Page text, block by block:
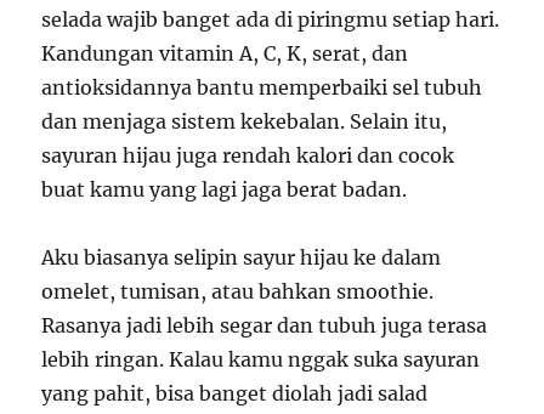
selada wajib banget ada di piringmu setiap hari.
Kandungan vitamin A, C, K, serat, dan
antioksidannya bantu memperbaiki sel tubuh
dan menjaga sistem kekebalan. Selain itu,
sayuran hijau juga rendah kalori dan cocok
buat kamu yang lagi jaga berat badan.
Aku biasanya selipin sayur hijau ke dalam
omelet, tumisan, atau bahkan smoothie.
Rasanya jadi lebih segar dan tubuh juga terasa
lebih ringan. Kalau kamu nggak suka sayuran
yang pahit, bisa banget diolah jadi salad